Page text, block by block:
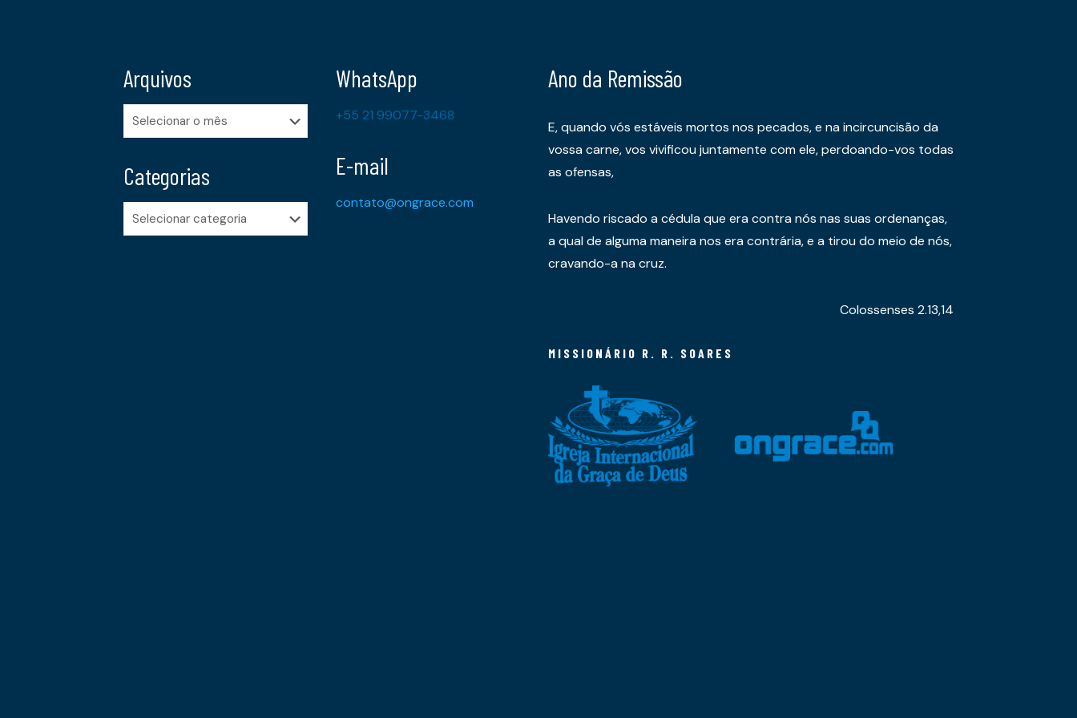
Arquivos
Arquivos
Categorias
Categorias
WhatsApp
+55 21 99077-3468
E-mail
contato@ongrace.com
Ano da Remissão
E, quando vós estáveis mortos nos pecados, e na incircuncisão da
vossa carne, vos vivificou juntamente com ele, perdoando-vos todas
as ofensas,
Havendo riscado a cédula que era contra nós nas suas ordenanças,
a qual de alguma maneira nos era contrária, e a tirou do meio de nós,
cravando-a na cruz.
Colossenses 2.13,14
MISSIONÁRIO R. R. SOARES